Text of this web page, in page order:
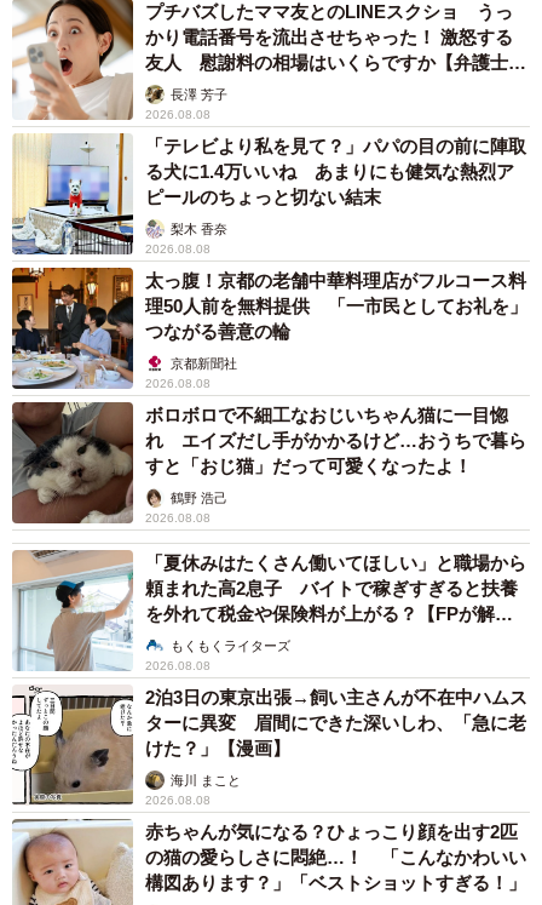
プチバズしたママ友とのLINEスクショ うっ
かり電話番号を流出させちゃった！ 激怒する
友人 慰謝料の相場はいくらですか【弁護士が
解説】長澤 芳子
2026.08.08
「テレビより私を見て？」パパの目の前に陣取
る犬に1.4万いいね あまりにも健気な熱烈ア
ピールのちょっと切ない結末
梨木 香奈
2026.08.08
太っ腹！京都の老舗中華料理店がフルコース料
理50人前を無料提供 「一市民としてお礼を」
つながる善意の輪
京都新聞社
2026.08.08
ボロボロで不細工なおじいちゃん猫に一目惚
れ エイズだし手がかかるけど…おうちで暮ら
すと「おじ猫」だって可愛くなったよ！
鶴野 浩己
2026.08.08
「夏休みはたくさん働いてほしい」と職場から
頼まれた高2息子 バイトで稼ぎすぎると扶養
を外れて税金や保険料が上がる？【FPが解
説】もくもくライターズ
2026.08.08
2泊3日の東京出張→飼い主さんが不在中ハムス
ターに異変 眉間にできた深いしわ、「急に老
けた？」【漫画】
海川 まこと
2026.08.08
赤ちゃんが気になる？ひょっこり顔を出す2匹
の猫の愛らしさに悶絶…！ 「こんなかわいい
構図あります？」「ベストショットすぎる！」